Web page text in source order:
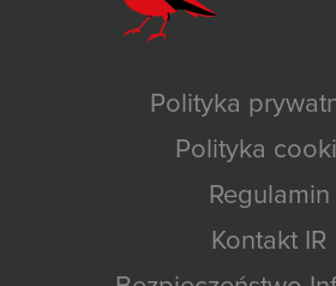
Polityka
Polityka
Regulamin
Kontakt IR